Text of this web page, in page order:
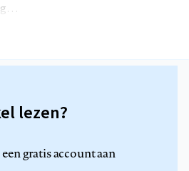
lezen?
een gratis account aan